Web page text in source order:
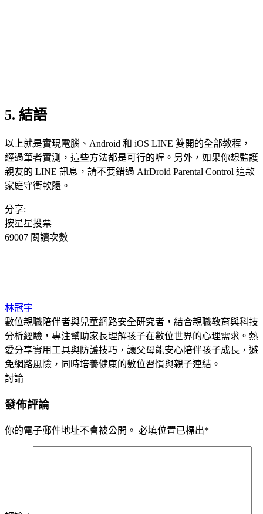
5. 結語
以上就是實現電腦、Android 和 iOS LINE 雙開的全部教程，
經過筆者實測，這些方法都是可行的喔。另外，如果你想監護
親友的 LINE 訊息，請不要錯過 AirDroid Parental Control 這款
家庭守衛軟體。
分享:
按星星投票
69007 閲讀次數
林冠宇
數位親職陪伴者與兒童網路安全研究者，結合親職教育與科技
分析經驗，專注幫助家長理解孩子在數位世界的心理需求。熱
愛分享實用工具與防護技巧，讓父母能安心陪伴孩子成長，避
免網路風險，同時培養健康的數位習慣與親子連結。
討論
發佈評論
你的電子郵件地址不會被公開。 必填位置已標出*